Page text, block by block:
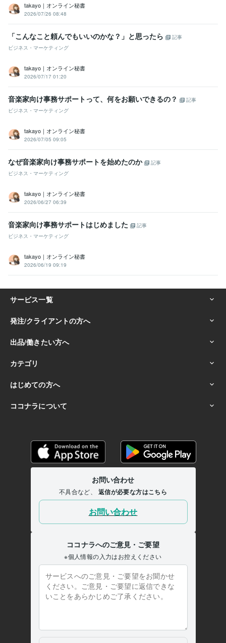
takayo｜オンライン秘書
2026/07/26 08:48
「こんなこと頼んでもいいのかな？」と思ったら
記事
ビジネス・マーケティング
takayo｜オンライン秘書
2026/07/17 01:20
音楽家向け事務サポートって、何をお願いできるの？
記事
ビジネス・マーケティング
takayo｜オンライン秘書
2026/07/05 09:05
なぜ音楽家向け事務サポートを始めたのか
記事
ビジネス・マーケティング
takayo｜オンライン秘書
2026/06/27 06:39
音楽家向け事務サポートはじめました
記事
ビジネス・マーケティング
takayo｜オンライン秘書
2026/06/19 09:19